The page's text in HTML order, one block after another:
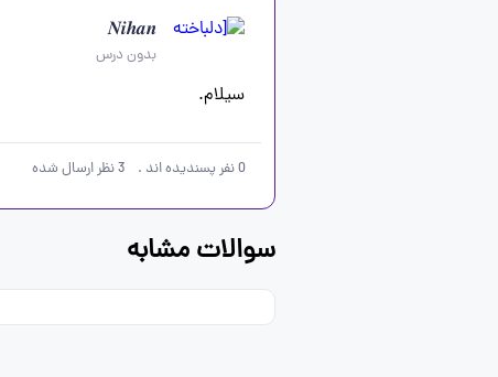
𝑵𝒊𝒉𝒂𝒏
بدون درس
سیلام.
0نفر پسندیده اند .
3نظر ارسال شده
سوالات مشابه